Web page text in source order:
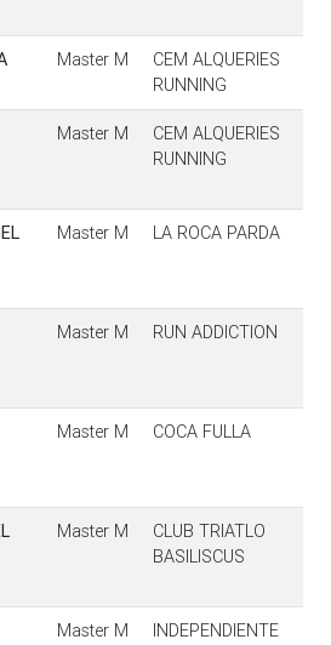
Master M
CEM ALQUERIES
RUNNING
Master M
CEM ALQUERIES
RUNNING
Master M LA ROCA PARDA
Master M RUN ADDICTION
Master M COCA FULLA
Master M
CLUB TRIATLO
BASILISCUS
Master M INDEPENDIENTE